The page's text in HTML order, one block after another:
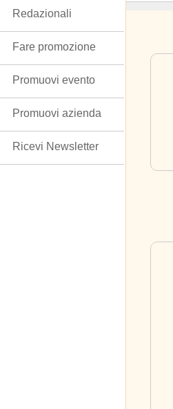
Redazionali
Fare promozione
Promuovi evento
Promuovi azienda
Ricevi Newsletter